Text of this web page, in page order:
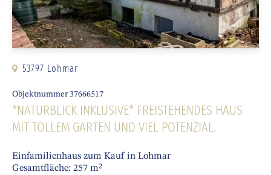
53797 Lohmar
Objektnummer 37666517
*NATURBLICK INKLUSIVE* FREISTEHENDES HAUS
MIT TOLLEM GARTEN UND VIEL POTENZIAL.
Einfamilienhaus zum Kauf in Lohmar
Gesamtfläche: 257 m²